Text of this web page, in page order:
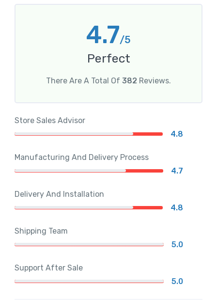
4.7/5
Perfect
There Are A Total Of 382 Reviews.
Store Sales Advisor
4.8
Manufacturing And Delivery Process
4.7
Delivery And Installation
4.8
Shipping Team
5.0
Support After Sale
5.0